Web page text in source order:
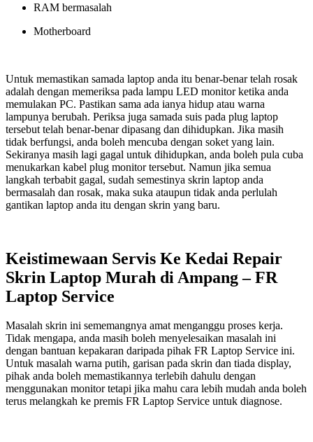
RAM bermasalah
Motherboard
Untuk memastikan samada laptop anda itu benar-benar telah rosak
adalah dengan memeriksa pada lampu LED monitor ketika anda
memulakan PC. Pastikan sama ada ianya hidup atau warna
lampunya berubah. Periksa juga samada suis pada plug laptop
tersebut telah benar-benar dipasang dan dihidupkan. Jika masih
tidak berfungsi, anda boleh mencuba dengan soket yang lain.
Sekiranya masih lagi gagal untuk dihidupkan, anda boleh pula cuba
menukarkan kabel plug monitor tersebut. Namun jika semua
langkah terbabit gagal, sudah semestinya skrin laptop anda
bermasalah dan rosak, maka suka ataupun tidak anda perlulah
gantikan laptop anda itu dengan skrin yang baru.
Keistimewaan Servis Ke Kedai Repair
Skrin Laptop Murah di Ampang – FR
Laptop Service
Masalah skrin ini sememangnya amat menganggu proses kerja.
Tidak mengapa, anda masih boleh menyelesaikan masalah ini
dengan bantuan kepakaran daripada pihak FR Laptop Service ini.
Untuk masalah warna putih, garisan pada skrin dan tiada display,
pihak anda boleh memastikannya terlebih dahulu dengan
menggunakan monitor tetapi jika mahu cara lebih mudah anda boleh
terus melangkah ke premis FR Laptop Service untuk diagnose.